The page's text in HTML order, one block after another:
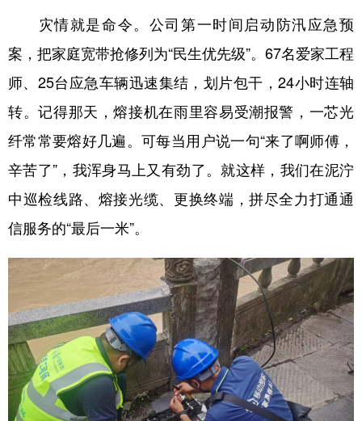
灾情就是命令。公司第一时间启动防汛应急预
案，把家庭宽带抢修列为“民生优先级”。67名爱家工程
师、25台应急车辆迅速集结，划片包干，24小时连轴
转。记得那天，熔接机在雨里容易受潮报警，一芯光
纤常常要熔好几遍。可每当用户说一句“来了啊师傅，
辛苦了”，我浑身马上又有劲了。就这样，我们在泥泞
中巡检线路、熔接光缆、更换终端，拼尽全力打通通
信服务的“最后一米”。